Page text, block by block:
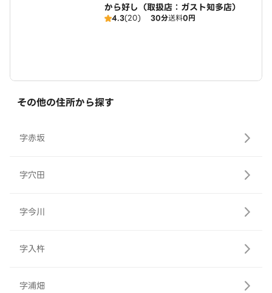
から好し（取扱店：ガスト知多店）
4.3(20) 30分送料0円
その他の住所から探す
字赤坂
字穴田
字今川
字入杵
字浦畑